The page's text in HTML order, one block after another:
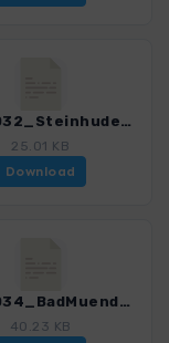
E1N_0032_Steinhude-BadNenndorf_4551_2.gpx
25.01 KB
Download
E1N_0034_BadMuender-Hameln_4551_2.gpx
40.23 KB